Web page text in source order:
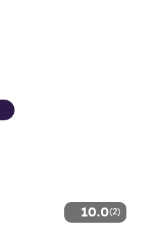
10.0(2)